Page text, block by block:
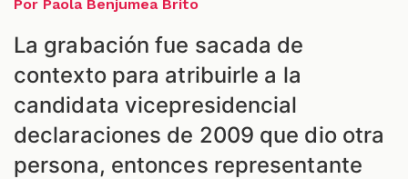
Por Paola Benjumea Brito
La grabación fue sacada de
contexto para atribuirle a la
candidata vicepresidencial
declaraciones de 2009 que dio otra
persona, entonces representante